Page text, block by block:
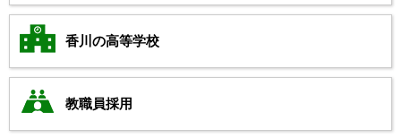
香川の高等学校
教職員採用